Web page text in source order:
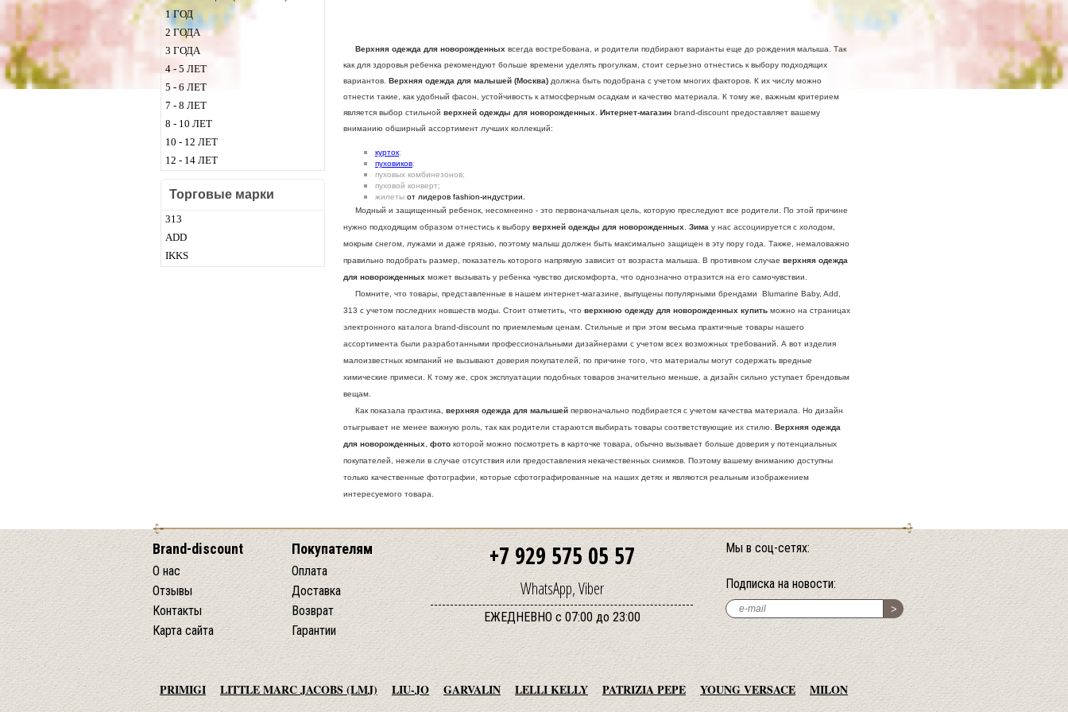
1 ГОД
2 ГОДА
3 ГОДА
4 - 5 ЛЕТ
5 - 6 ЛЕТ
7 - 8 ЛЕТ
8 - 10 ЛЕТ
10 - 12 ЛЕТ
12 - 14 ЛЕТ
Торговые марки
313
ADD
IKKS
Верхняя одежда для новорожденных всегда востребована, и родители подбирают варианты еще до рождения малыша. Так
как для здоровья ребенка рекомендуют больше времени уделять прогулкам, стоит серьезно отнестись к выбору подходящих
вариантов. Верхняя одежда для малышей (Москва) должна быть подобрана с учетом многих факторов. К их числу можно
отнести такие, как удобный фасон, устойчивость к атмосферным осадкам и качество материала. К тому же, важным критерием
является выбор стильной верхней одежды для новорожденных Интернет-магазин brand-discount предоставляет вашему
вниманию обширный ассортимент лучших коллекций:
курток;
пуховиков;
пуховых комбинезонов;
пуховой конверт;
жилеты от лидеров fashion-индустрии.
Модный и защищенный ребенок, несомненно - это первоначальная цель, которую преследуют все родители. По этой причине
нужно подходящим образом отнестись к выбору верхней одежды для новорожденных Зима у нас ассоциируется с холодом,
мокрым снегом, лужами и даже грязью, поэтому малыш должен быть максимально защищен в эту пору года. Также, немаловажно
правильно подобрать размер, показатель которого напрямую зависит от возраста малыша. В противном случае верхняя одежда
для новорожденных может вызывать у ребенка чувство дискомфорта, что однозначно отразится на его самочувствии.
Помните, что товары, представленные в нашем интернет-магазине, выпущены популярными брендами Blumarine Baby, Add,
313 с учетом последних новшеств моды. Стоит отметить, что верхнюю одежду для новорожденных купить можно на страницах
электронного каталога brand-discount по приемлемым ценам. Стильные и при этом весьма практичные товары нашего
ассортимента были разработанными профессиональными дизайнерами с учетом всех возможных требований. А вот изделия
малоизвестных компаний не вызывают доверия покупателей, по причине того, что материалы могут содержать вредные
химические примеси. К тому же, срок эксплуатации подобных товаров значительно меньше, а дизайн сильно уступает брендовым
вещам.
Как показала практика, верхняя одежда для малышей первоначально подбирается с учетом качества материала. Но дизайн
отыгрывает не менее важную роль, так как родители стараются выбирать товары соответствующие их стилю. Верхняя одежда
для новорожденных
фото которой можно посмотреть в карточке товара, обычно вызывает больше доверия у потенциальных
покупателей, нежели в случае отсутствия или предоставления некачественных снимков. Поэтому вашему вниманию доступны
только качественные фотографии, которые сфотографированные на наших детях и являются реальным изображением
интересуемого товара.
Brand-discount
О нас
Отзывы
Контакты
Карта сайта
Покупателям
Оплата
Доставка
Возврат
Гарантии
+7 929 575 05 57
WhatsApp, Viber
ЕЖЕДНЕВНО с 07:00 до 23:00
Мы в соц-сетях:
Подписка на новости:
PRIMIGI LITTLE MARC JACOBS (LMJ) LIU-JO GARVALIN LELLI KELLY PATRIZIA PEPE YOUNG VERSACE MILON